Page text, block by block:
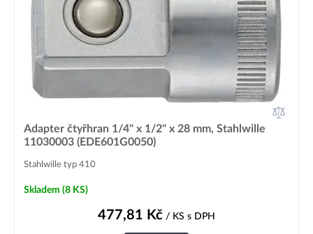
Adapter čtyřhran 1/4" x 1/2" x 28 mm, Stahlwille
11030003 (EDE601G0050)
Stahlwille typ 410
Skladem (8 KS)
477,81 Kč / KS s DPH